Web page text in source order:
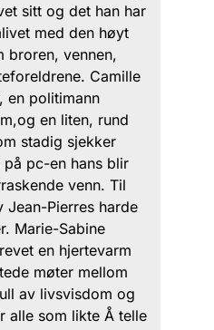
sitt og det han har
med den høyt
broren, vennen,
Camille
en politimann
en liten, rund
stadig sjekker
pc-en hans blir
venn. Til
Jean-Pierres harde
Marie-Sabine
en hjertevarm
møter mellom
av livsvisdom og
alle som likte Å telle